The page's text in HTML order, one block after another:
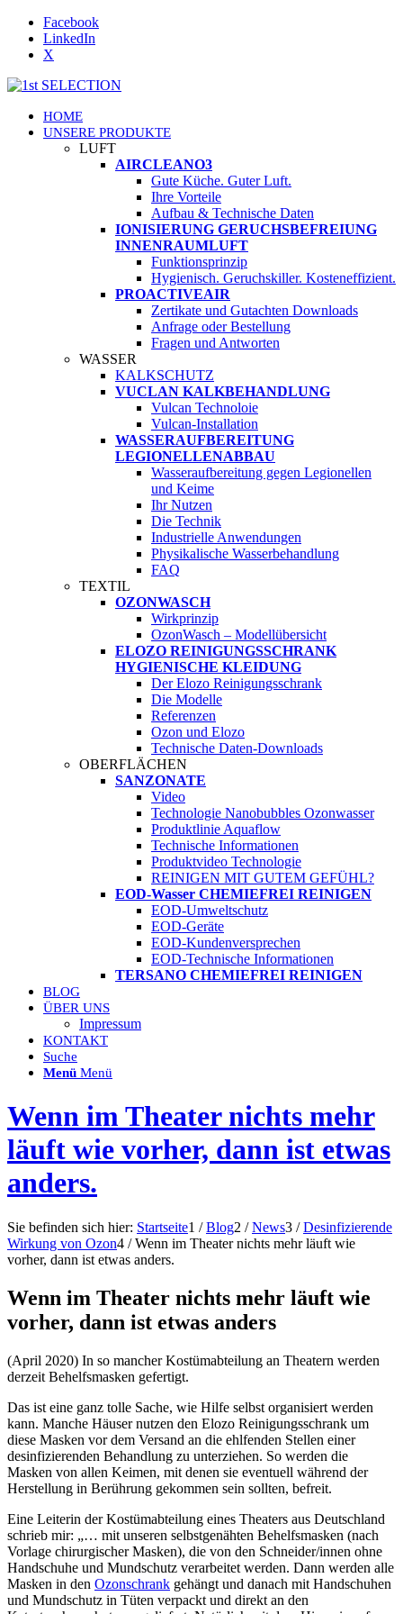
Facebook
LinkedIn
X
HOME
UNSERE PRODUKTE
LUFT
AIRCLEANO3
Gute Küche. Guter Luft.
Ihre Vorteile
Aufbau & Technische Daten
IONISIERUNG GERUCHSBEFREIUNG
INNENRAUMLUFT
Funktionsprinzip
Hygienisch. Geruchskiller. Kosteneffizient.
PROACTIVEAIR
Zertikate und Gutachten Downloads
Anfrage oder Bestellung
Fragen und Antworten
WASSER
KALKSCHUTZ
VUCLAN KALKBEHANDLUNG
Vulcan Technoloie
Vulcan-Installation
WASSERAUFBEREITUNG
LEGIONELLENABBAU
Wasseraufbereitung gegen Legionellen
und Keime
Ihr Nutzen
Die Technik
Industrielle Anwendungen
Physikalische Wasserbehandlung
FAQ
TEXTIL
OZONWASCH
Wirkprinzip
OzonWasch – Modellübersicht
ELOZO REINIGUNGSSCHRANK
HYGIENISCHE KLEIDUNG
Der Elozo Reinigungsschrank
Die Modelle
Referenzen
Ozon und Elozo
Technische Daten-Downloads
OBERFLÄCHEN
SANZONATE
Video
Technologie Nanobubbles Ozonwasser
Produktlinie Aquaflow
Technische Informationen
Produktvideo Technologie
REINIGEN MIT GUTEM GEFÜHL?
EOD-Wasser CHEMIEFREI REINIGEN
EOD-Umweltschutz
EOD-Geräte
EOD-Kundenversprechen
EOD-Technische Informationen
TERSANO CHEMIEFREI REINIGEN
BLOG
ÜBER UNS
Impressum
KONTAKT
Suche
Menü Menü
Wenn im Theater nichts mehr
läuft wie vorher, dann ist etwas
anders.
Sie befinden sich hier: Startseite1 / Blog2 / News3 / Desinfizierende
Wirkung von Ozon4 / Wenn im Theater nichts mehr läuft wie
vorher, dann ist etwas anders.
Wenn im Theater nichts mehr läuft wie
vorher, dann ist etwas anders
(April 2020) In so mancher Kostümabteilung an Theatern werden
derzeit Behelfsmasken gefertigt.
Das ist eine ganz tolle Sache, wie Hilfe selbst organisiert werden
kann. Manche Häuser nutzen den Elozo Reinigungsschrank um
diese Masken vor dem Versand an die ehlfenden Stellen einer
desinfizierenden Behandlung zu unterziehen. So werden die
Masken von allen Keimen, mit denen sie eventuell während der
Herstellung in Berührung gekommen sein sollten, befreit.
Eine Leiterin der Kostümabteilung eines Theaters aus Deutschland
schrieb mir: „… mit unseren selbstgenähten Behelfsmasken (nach
Vorlage chirurgischer Masken), die von den Schneider/innen ohne
Handschuhe und Mundschutz verarbeitet werden. Dann werden alle
Masken in den Ozonschrank gehängt und danach mit Handschuhen
und Mundschutz in Tüten verpackt und direkt an den